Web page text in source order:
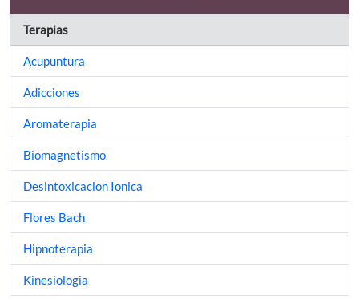
Terapias
Acupuntura
Adicciones
Aromaterapia
Biomagnetismo
Desintoxicacion Ionica
Flores Bach
Hipnoterapia
Kinesiologia